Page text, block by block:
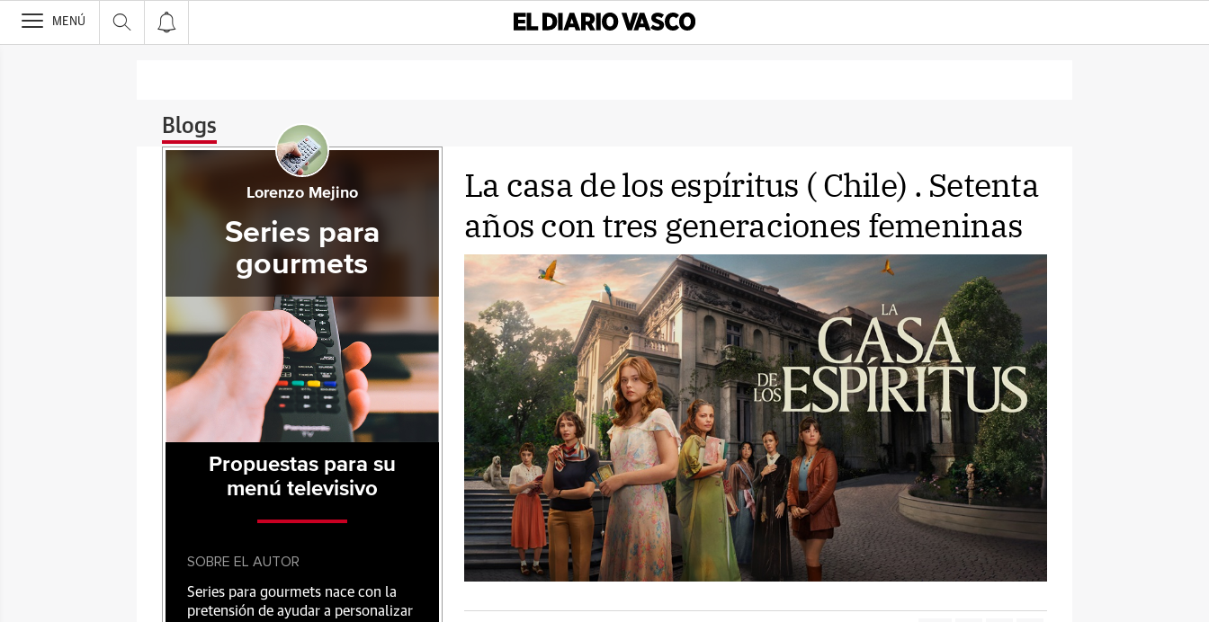
>
MENÚ
Blogs
La casa de los espíritus ( Chile) . Setenta
años con tres generaciones femeninas
Lorenzo Mejino
Series para
gourmets
Propuestas para su
menú televisivo
SOBRE EL AUTOR
Series para gourmets nace con la
pretensión de ayudar a personalizar